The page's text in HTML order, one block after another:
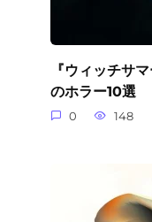
『ウィッチサ
のホラー10選
0 148